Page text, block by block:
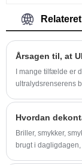
Årsagen til, at
I mange tilfælde er
ultralydsrenserens
Briller, smykker,
brugt i